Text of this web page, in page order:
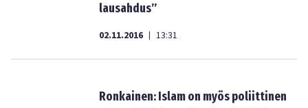
lausahdus”
02.11.2016 | 13:31
Ronkainen: Islam on myös poliittinen